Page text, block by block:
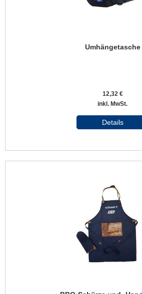
Umhängetasche
12,32 €
inkl. MwSt.
Details